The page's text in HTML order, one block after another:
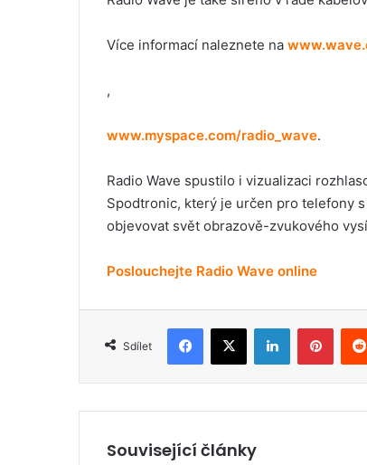
Více informací naleznete na
,
www.myspace.com/radio_wave.
Radio Wave spustilo i vizualizaci
Spodtronic, který je určen pro telefony
objevovat svět obrazově-zvukového
Poslouchejte Radio Wave online
Sdílet
Související články